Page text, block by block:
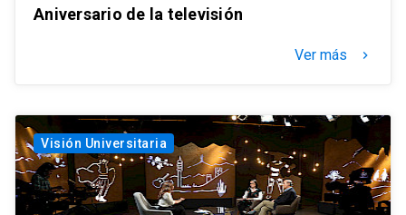
Aniversario de la televisión
Ver más keyboard_arrow_right
Visión Universitaria